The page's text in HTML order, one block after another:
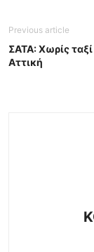
Previous article
ΣΑΤΑ: Χωρίς
Αττική